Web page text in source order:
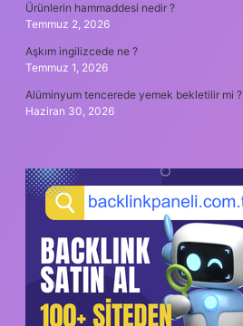
Ürünlerin hammaddesi nedir ?
Temmuz 2, 2026
Aşkım ingilizcede ne ?
Temmuz 1, 2026
Alüminyum tencerede yemek bekletilir mi ?
Haziran 30, 2026